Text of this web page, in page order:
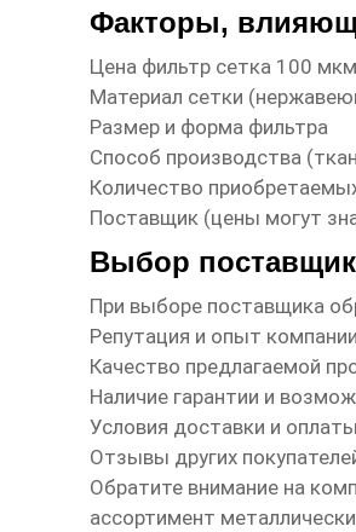
Факторы,
Цена фильтр сетка 100 мкм
Материал сетки
Размер и форма фильтра
Способ производства
Количество
Поставщик (цены могут
Выбор
При выборе поставщика
Репутация и опыт
Качество предлагаемой
Наличие гарантии и
Условия доставки и оплаты
Отзывы других
Обратите внимание на
ассортимент